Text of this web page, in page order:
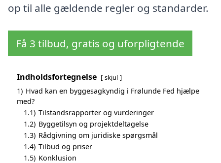
op til alle gældende regler og standarder.
Få 3 tilbud, gratis og uforpligtende
Indholdsfortegnelse skjul
1) Hvad kan en byggesagkyndig i Frølunde Fed hjælpe
med?
1.1) Tilstandsrapporter og vurderinger
1.2) Byggetilsyn og projektdeltagelse
1.3) Rådgivning om juridiske spørgsmål
1.4) Tilbud og priser
1.5) Konklusion